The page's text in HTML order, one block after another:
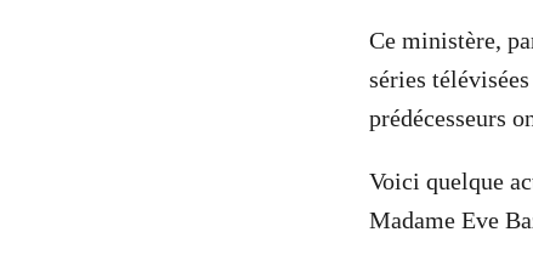
Ce ministère,
séries
prédécesseurs
Voici quelque
Madame Eve